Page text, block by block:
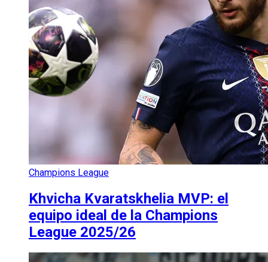
Champions League
Khvicha Kvaratskhelia MVP: el
equipo ideal de la Champions
League 2025/26